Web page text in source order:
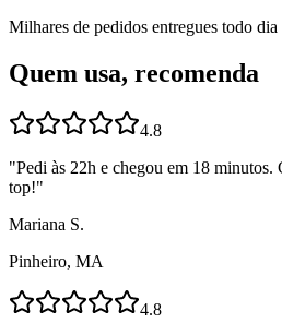
Milhares de pedidos entregues todo dia
Quem usa, recomenda
4.8
"Pedi às 22h e chegou em 18 minutos.
top!"
Mariana S.
Pinheiro, MA
4.8